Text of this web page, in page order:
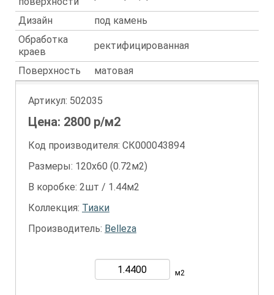
Дизайн
под камень
Обработка
краев
ректифицированная
Поверхность матовая
Артикул: 502035
Цена: 2800 р/м2
Код производителя: СК000043894
Размеры: 120х60 (0.72м2)
В коробке: 2шт / 1.44м2
Коллекция: Тиаки
Производитель: Belleza
м2